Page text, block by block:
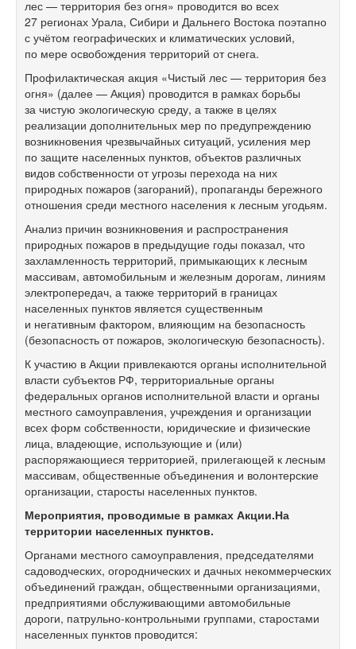
лес — территория без огня» проводится во всех
27 регионах Урала, Сибири и Дальнего Востока поэтапно
с учётом географических и климатических условий,
по мере освобождения территорий от снега.
Профилактическая акция «Чистый лес — территория без
огня» (далее — Акция) проводится в рамках борьбы
за чистую экологическую среду, а также в целях
реализации дополнительных мер по предупреждению
возникновения чрезвычайных ситуаций, усиления мер
по защите населенных пунктов, объектов различных
видов собственности от угрозы перехода на них
природных пожаров (загораний), пропаганды бережного
отношения среди местного населения к лесным угодьям.
Анализ причин возникновения и распространения
природных пожаров в предыдущие годы показал, что
захламленность территорий, примыкающих к лесным
массивам, автомобильным и железным дорогам, линиям
электропередач, а также территорий в границах
населенных пунктов является существенным
и негативным фактором, влияющим на безопасность
(безопасность от пожаров, экологическую безопасность).
К участию в Акции привлекаются органы исполнительной
власти субъектов РФ, территориальные органы
федеральных органов исполнительной власти и органы
местного самоуправления, учреждения и организации
всех форм собственности, юридические и физические
лица, владеющие, использующие и (или)
распоряжающиеся территорией, прилегающей к лесным
массивам, общественные объединения и волонтерские
организации, старосты населенных пунктов.
Мероприятия, проводимые в рамках Акции.На
территории населенных пунктов.
Органами местного самоуправления, председателями
садоводческих, огороднических и дачных некоммерческих
объединений граждан, общественными организациями,
предприятиями обслуживающими автомобильные
дороги, патрульно-контрольными группами, старостами
населенных пунктов проводится: